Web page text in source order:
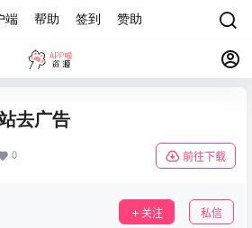
端 帮助 签到 赞助
去广告
0 前往下载
关注 私信